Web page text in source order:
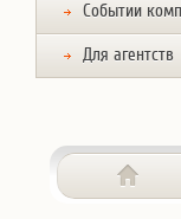
Событии
Для агентств